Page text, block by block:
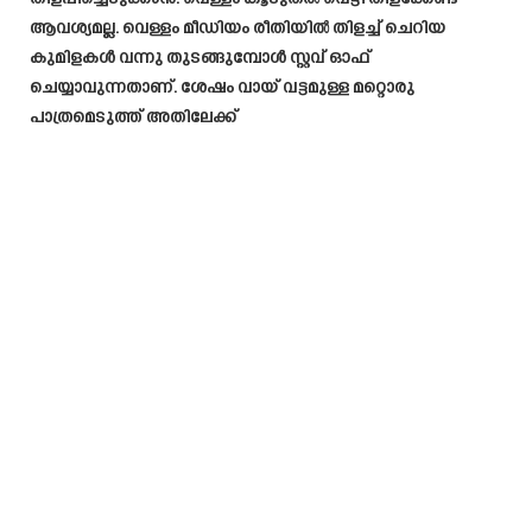
ആവശ്യമല്ല. വെള്ളം മീഡിയം രീതിയിൽ തിളച്ച് ചെറിയ
കുമിളകൾ വന്നു തുടങ്ങുമ്പോൾ സ്റ്റവ് ഓഫ്‌
ചെയ്യാവുന്നതാണ്. ശേഷം വായ് വട്ടമുള്ള മറ്റൊരു
പാത്രമെടുത്ത് അതിലേക്ക്